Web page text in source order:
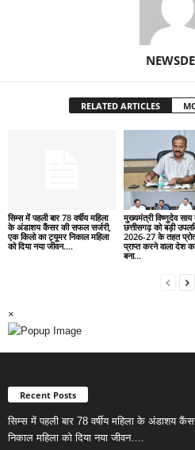
RELATED ARTICLES
सिम्स में पहली बार 78 वर्षीय महिला
के अंडाशय कैंसर की सफल सर्जरी,
एक किलो का ट्यूमर निकाल महिला
को दिया नया जीवन….
मुख्यमंत्री विष्णुदेव
छत्तीसगढ़ को बड़ी
2026-27 के तहत
प्राप्त करने वाला देश
बना...
×
Recent Posts
सिम्स में पहली बार 78 वर्षीय महिला के अंडाशय
निकाल महिला को दिया नया जीवन….